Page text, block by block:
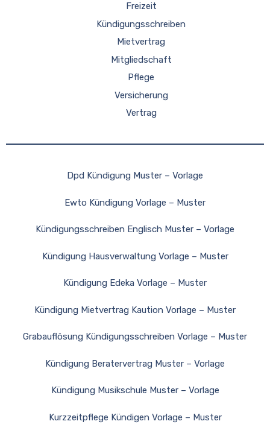
Freizeit
Kündigungsschreiben
Mietvertrag
Mitgliedschaft
Pflege
Versicherung
Vertrag
Dpd Kündigung Muster – Vorlage
Ewto Kündigung Vorlage – Muster
Kündigungsschreiben Englisch Muster – Vorlage
Kündigung Hausverwaltung Vorlage – Muster
Kündigung Edeka Vorlage – Muster
Kündigung Mietvertrag Kaution Vorlage – Muster
Grabauflösung Kündigungsschreiben Vorlage – Muster
Kündigung Beratervertrag Muster – Vorlage
Kündigung Musikschule Muster – Vorlage
Kurzzeitpflege Kündigen Vorlage – Muster